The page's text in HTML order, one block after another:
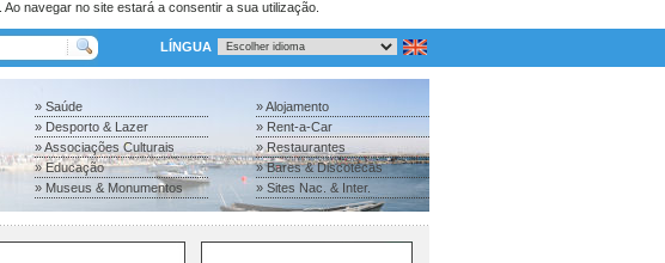
. Ao navegar no site estará a consentir a sua utilização.
LÍNGUA
» Saúde
» Desporto & Lazer
» Associações Culturais
» Educação
» Museus & Monumentos
» Alojamento
» Rent-a-Car
» Restaurantes
» Bares & Discotecas
» Sites Nac. & Inter.